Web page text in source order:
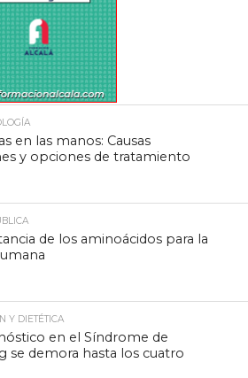
en las manos: Causas
y opciones de tratamiento
de los aminoácidos para la
Y DIETÉTICA
en el Síndrome de
se demora hasta los cuatro